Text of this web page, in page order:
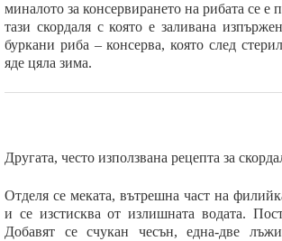
миналото за консервирането на рибата се е
тази скордаля с която е заливана
буркани риба – консерва, която след
яде цяла зима.
Другата, често използвана рецепта за
Отделя се меката, вътрешна част на
и се изстисква от излишната водата.
Добавят се счукан чесън, една-две